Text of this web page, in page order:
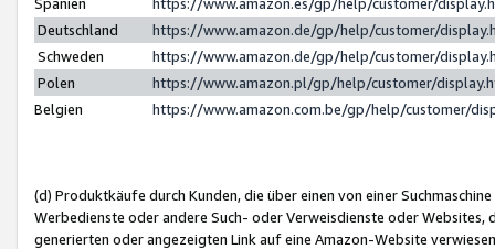
Deutschland
https://www.amazon.de/gp/help/customer/
Schweden
https://www.amazon.de/gp/help/customer/
Polen
https://www.amazon.pl/gp/help/customer/
Belgien
https://www.amazon.com.be/gp/help/customer/
(d) Produktkäufe durch Kunden, die über einen von einer
Werbedienste oder andere Such- oder Verweisdienste oder Websites,
generierten oder angezeigten Link auf eine Amazon-Website